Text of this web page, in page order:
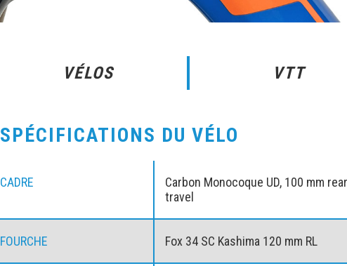
VÉLOS VTT
SPÉCIFICATIONS DU VÉLO
CADRE
Carbon Monocoque UD, 100 mm
travel
FOURCHE Fox 34 SC Kashima 120 mm RL